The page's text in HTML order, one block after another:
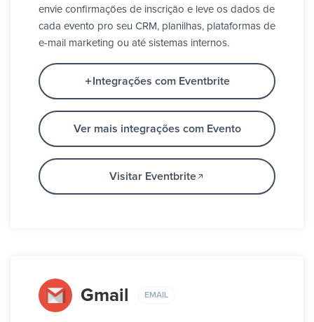
envie confirmações de inscrição e leve os dados de
cada evento pro seu CRM, planilhas, plataformas de
e-mail marketing ou até sistemas internos.
Integrações com Eventbrite
Ver mais integrações com Evento
Visitar Eventbrite
Gmail EMAIL